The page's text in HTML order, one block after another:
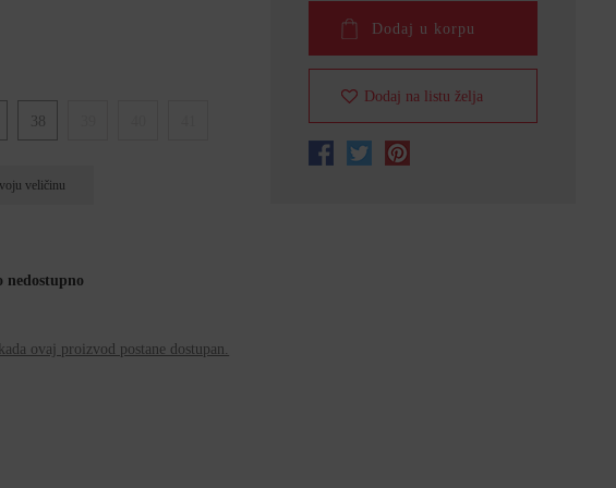
38
veličinu
nedostupno
ovaj proizvod postane dostupan.
Dodaj u korpu
Dodaj na listu želja